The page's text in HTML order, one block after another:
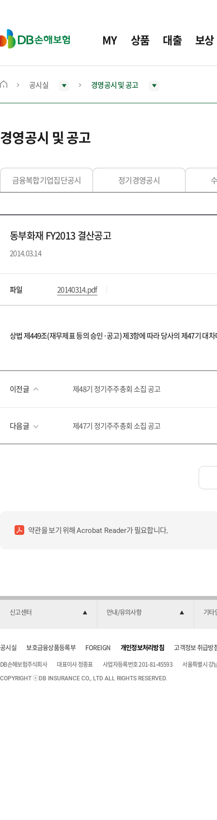
D
B
보
MY 상품 대출 보상
메
으
로
동
공시실 경영공시 및 공고
경영공시 및 공고
금융복합기업집단공시 정기경영공시
동부화재 FY2013 결산공고
2014.03.14
파일 20140314.pdf
상법 제449조(재무제표 등의 승인·공고) 제3항에 따라 당사의 제47기 대
이전글 제48기 정기주주총회 소집 공고
다음글 제47기 정기주주총회 소집 공고
약관을 보기 위해Acrobat Reader가 필요합니다.
신고센터 안내/유의사항 기타
공시실 보호금융상품등록부 FOREIGN 개인정보처리방침 고객정보 취급방
DB손해보험주식회사 대표이사 정종표 사업자등록번호 201-81-45593 서울특별시 강
COPYRIGHT ⓒDB INSURANCE CO., LTD ALL RIGHTS RESERVED.